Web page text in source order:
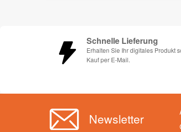
Schnelle Lieferung
Erhalten Sie Ihr digitales Produkt
Kauf per E-Mail.
Newsletter